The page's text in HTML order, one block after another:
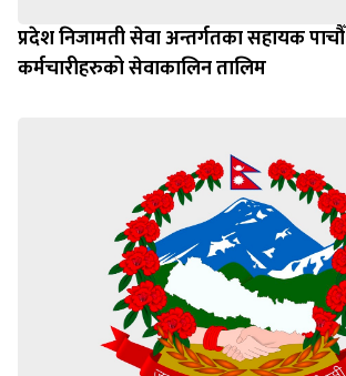
प्रदेश निजामती सेवा अन्तर्गतका सहायक
कर्मचारीहरुको सेवाकालिन तालिम